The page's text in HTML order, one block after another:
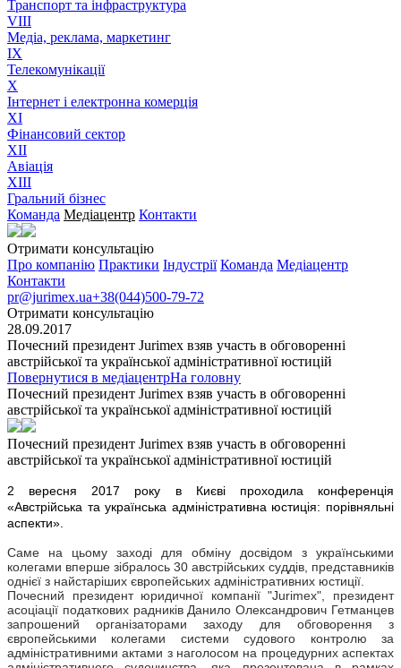
Транспорт та інфраструктура
VIII
Медіа, реклама, маркетинг
IX
Телекомунікації
X
Інтернет і електронна комерція
XI
Фінансовий сектор
XII
Авіація
XIII
Гральний бізнес
Команда Медіацентр Контакти
Отримати консультацію
Про компанію Практики Індустрії Команда Медіацентр
Контакти
pr@jurimex.ua+38(044)500-79-72
Отримати консультацію
28.09.2017
Почесний президент Jurіmex взяв участь в обговоренні
австрійської та української адміністративної юстицій
Повернутися в медіацентрНа головну
Почесний президент Jurіmex взяв участь в обговоренні
австрійської та української адміністративної юстицій
Почесний президент Jurіmex взяв участь в обговоренні
австрійської та української адміністративної юстицій
2 вересня 2017 року в Києві проходила конференція
«Австрійська та українська адміністративна юстиція: порівняльні
аспекти».
Саме на цьому заході для обміну досвідом з українськими
колегами вперше зібралось 30 австрійських суддів, представників
однієї з найстаріших європейських адміністративних юстиції.
Почесний президент юридичної компанії "Jurimex", президент
асоціації податкових радників Данило Олександрович Гетманцев
запрошений організаторами заходу для обговорення з
європейськими колегами системи судового контролю за
адміністративними актами з наголосом на процедурних аспектах